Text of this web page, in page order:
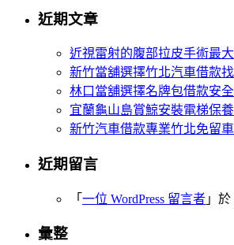
關
近期文章
近視雷射的腹部拉皮手術最
新竹當舖選擇竹北汽車借款
林口當舖選擇名牌包借款安
宜蘭龜山島賞鯨安裝電梯保
新竹汽車借款專業竹北免留
近期留言
「 一位 WordPress 留言者 」於
彙整